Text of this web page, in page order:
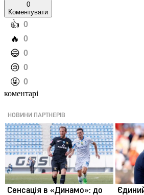
0
Коментувати
️👍 0
️🔥 0
️😄 0
️😢 0
️🤬 0
коментарі